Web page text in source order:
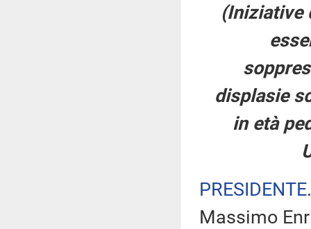
(Iniziative
displasie
in età
PRESIDENTE
Massimo